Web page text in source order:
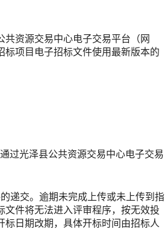
共资源交易中心电子交易平台（网
标项目电子招标文件使用最新版本的
过光泽县公共资源交易中心电子交易
递交。逾期未完成上传或未上传到指
件将无法进入评审程序，按无效投
日期改期，具体开标时间由招标人